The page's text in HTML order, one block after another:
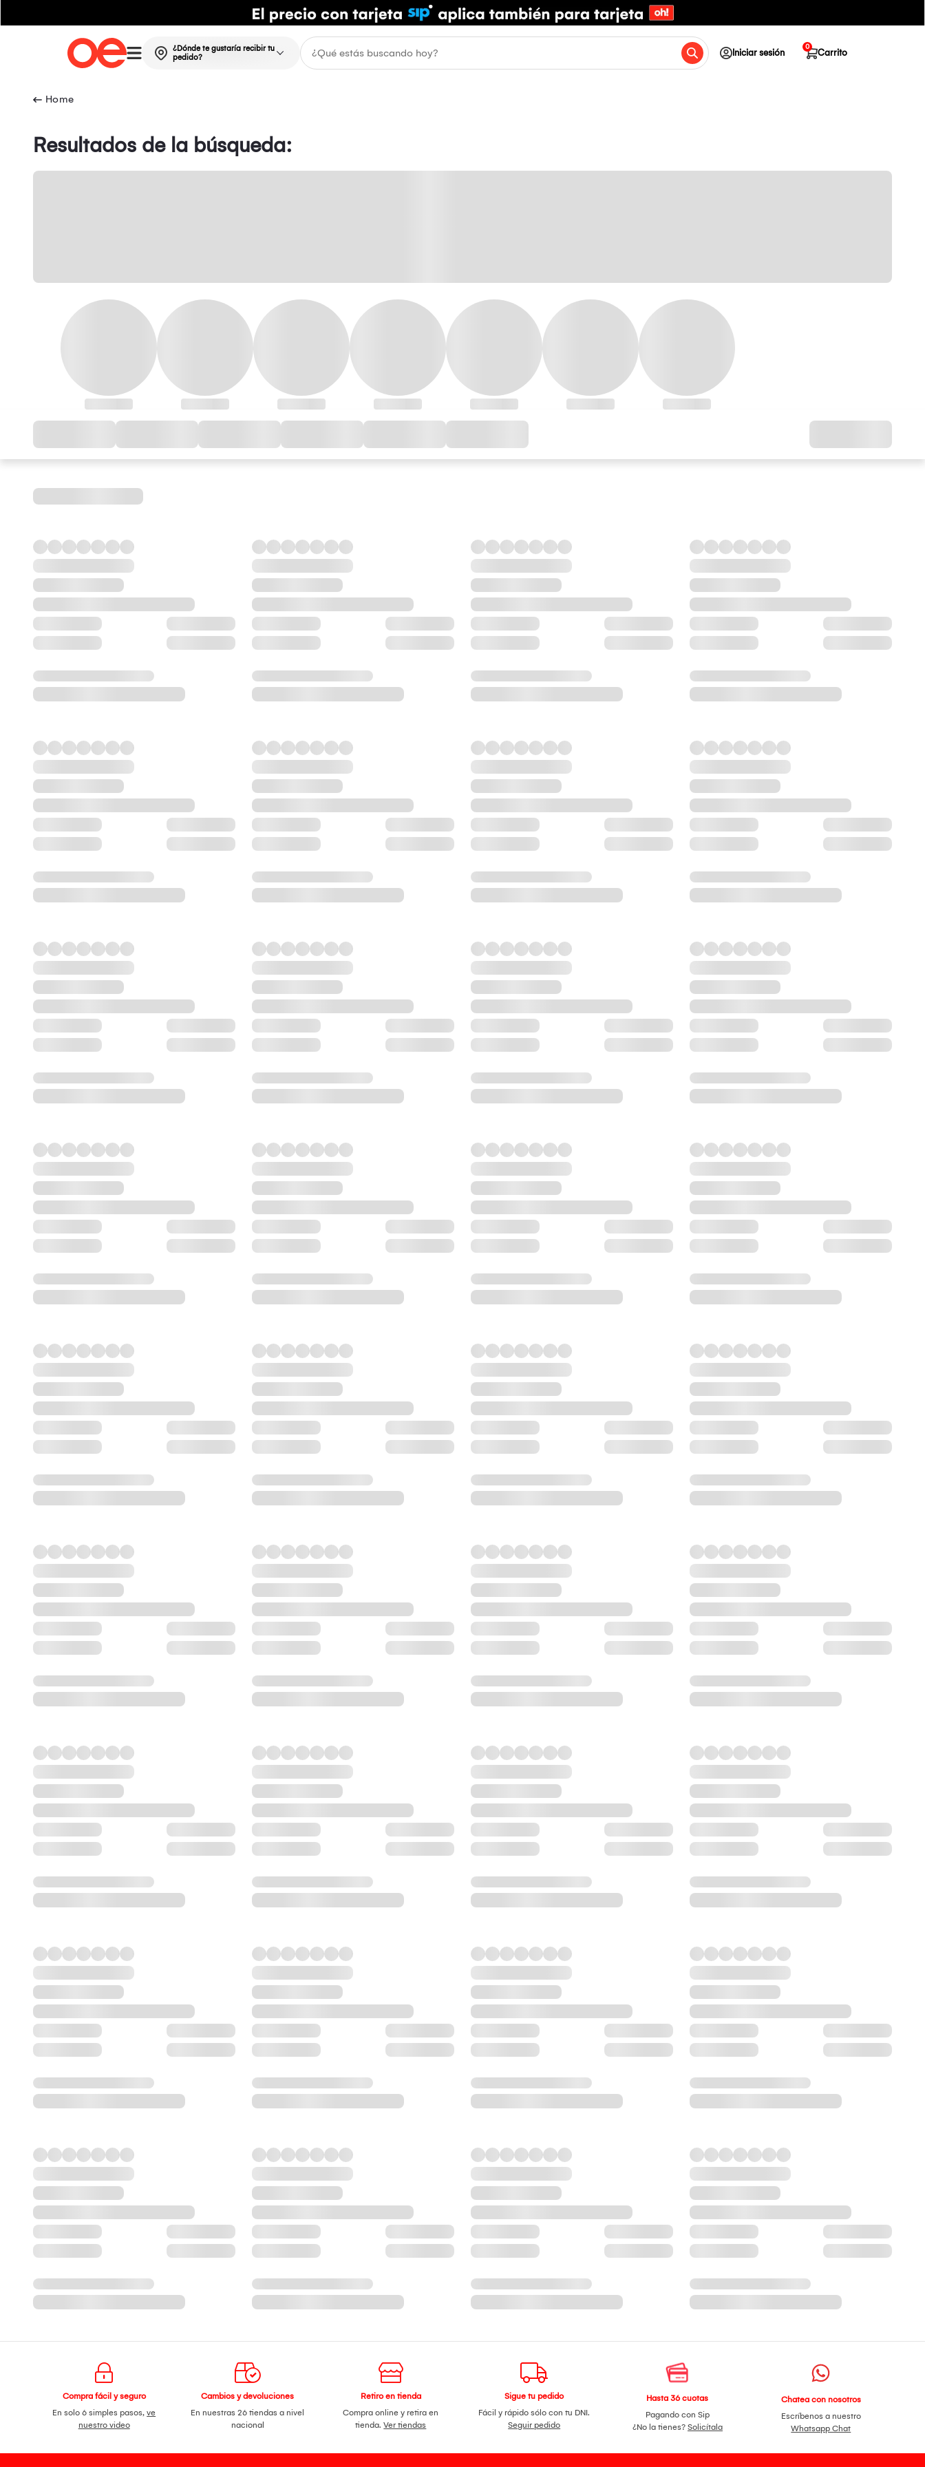
¿Dónde te gustaría recibir tu
pedido?
Iniciar sesión Carrito
0
Resultados de la búsqueda:
Compra fácil y seguro
En solo 6 simples pasos,ve
nuestro video
Cambios y devoluciones
En nuestras 26 tiendas a nivel
nacional
Retiro en tienda
Compra online y retira en
tienda.Ver tiendas
Sigue tu pedido
Fácil y rápido sólo con tu DNI.
Seguir pedido
Hasta 36 cuotas
Pagando con Sip
¿No la tienes? Solicítala
Chatea con nosotros
Escríbenos a nuestro
Whatsapp Chat